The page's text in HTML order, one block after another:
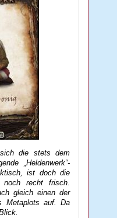
sich die stets dem
„Heldenwerk“-
ist doch die
noch recht frisch.
gleich einen der
Metaplots auf. Da